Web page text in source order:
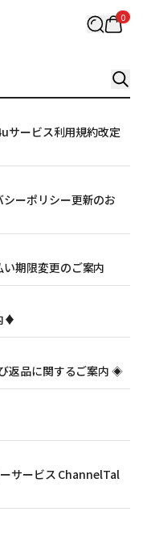
0
サービス利用規約改定
シーポリシー更新のお
期限変更のご案内
♦
返品に関するご案内 ◈
サービス ChannelTal